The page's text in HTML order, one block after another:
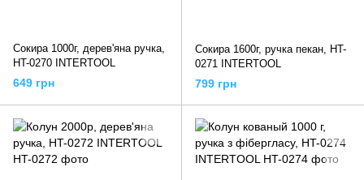
Сокира 1000г, дерев'яна ручка,
HT-0270 INTERTOOL
649 грн
Сокира 1600г, ручка пекан, HT-
0271 INTERTOOL
799 грн